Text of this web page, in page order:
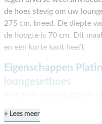
de hoes stevig om uw
275 cm. breed. De diepte
de hoogte is 70 cm. Dit
en een korte kant heeft.
Eigenschappen
loungesethoes
weersinvloeden. De hoes
Lees meer